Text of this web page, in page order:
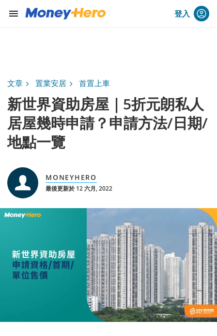
menu 登入
文章 置業安居 首置上車
新世界資助房屋｜5折元朗私人
居屋幾時申請？申請方法/日期/
地點一覽
MONEYHERO
最後更新於 12 六月, 2022